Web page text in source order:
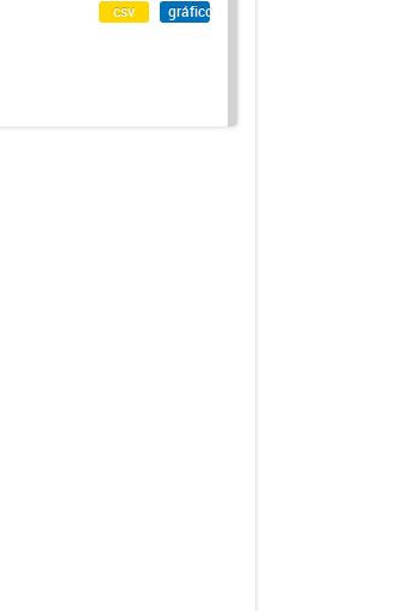
csv gráfico